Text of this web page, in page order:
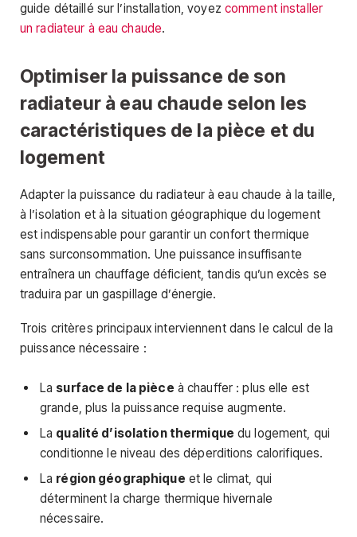
guide détaillé sur l’installation, voyez comment installer
un radiateur à eau chaude.
Optimiser la puissance de son
radiateur à eau chaude selon les
caractéristiques de la pièce et du
logement
Adapter la puissance du radiateur à eau chaude à la taille,
à l’isolation et à la situation géographique du logement
est indispensable pour garantir un confort thermique
sans surconsommation. Une puissance insuffisante
entraînera un chauffage déficient, tandis qu’un excès se
traduira par un gaspillage d’énergie.
Trois critères principaux interviennent dans le calcul de la
puissance nécessaire :
La surface de la pièce à chauffer : plus elle est
grande, plus la puissance requise augmente.
La qualité d’isolation thermique du logement, qui
conditionne le niveau des déperditions calorifiques.
La région géographique et le climat, qui
déterminent la charge thermique hivernale
nécessaire.